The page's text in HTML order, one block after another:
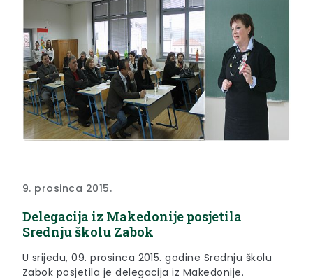
9. prosinca 2015.
Delegacija iz Makedonije posjetila
Srednju školu Zabok
U srijedu, 09. prosinca 2015. godine Srednju školu
Zabok posjetila je delegacija iz Makedonije.